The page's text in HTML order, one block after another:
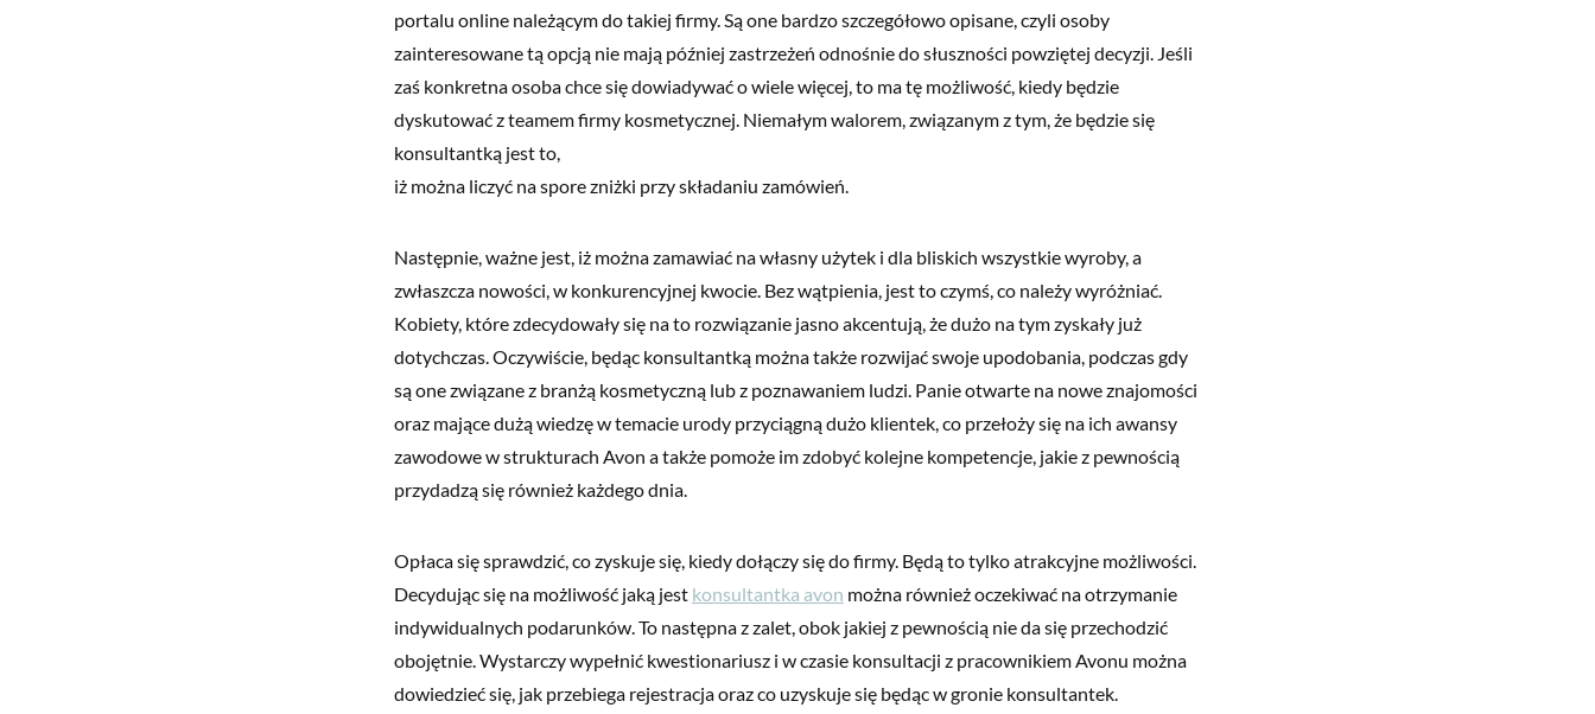
portalu online należącym do takiej firmy. Są one bardzo szczegółowo opisane, czyli osoby
zainteresowane tą opcją nie mają później zastrzeżeń odnośnie do słuszności powziętej decyzji. Jeśli
zaś konkretna osoba chce się dowiadywać o wiele więcej, to ma tę możliwość, kiedy będzie
dyskutować z teamem firmy kosmetycznej. Niemałym walorem, związanym z tym, że będzie się
konsultantką jest to,
iż można liczyć na spore zniżki przy składaniu zamówień.
Następnie, ważne jest, iż można zamawiać na własny użytek i dla bliskich wszystkie wyroby, a
zwłaszcza nowości, w konkurencyjnej kwocie. Bez wątpienia, jest to czymś, co należy wyróżniać.
Kobiety, które zdecydowały się na to rozwiązanie jasno akcentują, że dużo na tym zyskały już
dotychczas. Oczywiście, będąc konsultantką można także rozwijać swoje upodobania, podczas gdy
są one związane z branżą kosmetyczną lub z poznawaniem ludzi. Panie otwarte na nowe znajomości
oraz mające dużą wiedzę w temacie urody przyciągną dużo klientek, co przełoży się na ich awansy
zawodowe w strukturach Avon a także pomoże im zdobyć kolejne kompetencje, jakie z pewnością
przydadzą się również każdego dnia.
Opłaca się sprawdzić, co zyskuje się, kiedy dołączy się do firmy. Będą to tylko atrakcyjne możliwości.
Decydując się na możliwość jaką jest konsultantka avon można również oczekiwać na otrzymanie
indywidualnych podarunków. To następna z zalet, obok jakiej z pewnością nie da się przechodzić
obojętnie. Wystarczy wypełnić kwestionariusz i w czasie konsultacji z pracownikiem Avonu można
dowiedzieć się, jak przebiega rejestracja oraz co uzyskuje się będąc w gronie konsultantek.